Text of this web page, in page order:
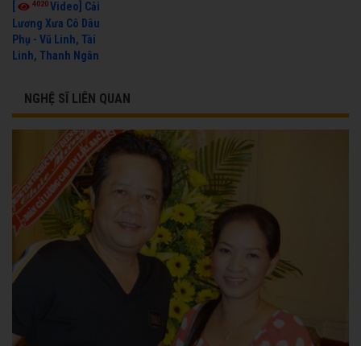
[ 4020Video] Cải
Lương Xưa Cô Dâu
Phụ - Vũ Linh, Tài
Linh, Thanh Ngân
NGHỆ SĨ LIÊN QUAN